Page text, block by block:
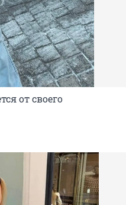
от своего